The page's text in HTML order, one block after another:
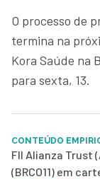
O processo de
termina na
Kora Saúde na
para sexta, 13.
CONTEÚDO
FII Alianza Trust
(BRCO11) em